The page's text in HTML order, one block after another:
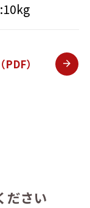
）
ださい